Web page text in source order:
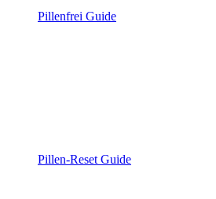
Pillenfrei Guide
Pillen-Reset Guide